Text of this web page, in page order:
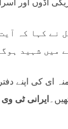
اڈوں اور
نے کہا کہ
میں شہید
ای کی اپنے
ایرانی ٹی